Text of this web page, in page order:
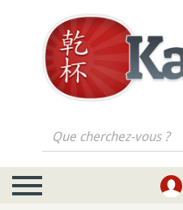
Que cherchez-vous ?